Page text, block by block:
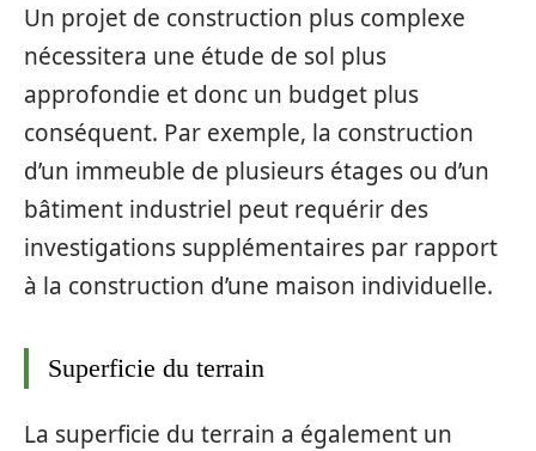
Un projet de construction plus complexe
nécessitera une étude de sol plus
approfondie et donc un budget plus
conséquent. Par exemple, la construction
d’un immeuble de plusieurs étages ou d’un
bâtiment industriel peut requérir des
investigations supplémentaires par rapport
à la construction d’une maison individuelle.
Superficie du terrain
La superficie du terrain a également un